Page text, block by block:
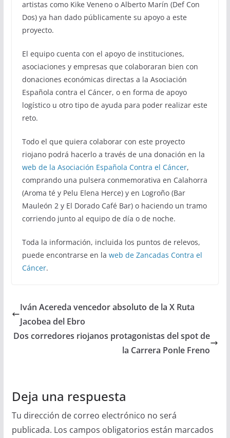
artistas como Kike Veneno o Alberto Marín (Def Con
Dos) ya han dado públicamente su apoyo a este
proyecto.
El equipo cuenta con el apoyo de instituciones,
asociaciones y empresas que colaboraran bien con
donaciones económicas directas a la Asociación
Española contra el Cáncer, o en forma de apoyo
logístico u otro tipo de ayuda para poder realizar este
reto.
Todo el que quiera colaborar con este proyecto
riojano podrá hacerlo a través de una donación en la
web de la Asociación Española Contra el Cáncer,
comprando una pulsera conmemorativa en Calahorra
(Aroma té y Pelu Elena Herce) y en Logroño (Bar
Mauleón 2 y El Dorado Café Bar) o haciendo un tramo
corriendo junto al equipo de día o de noche.
Toda la información, incluida los puntos de relevos,
puede encontrarse en la web de Zancadas Contra el
Cáncer.
Iván Acereda vencedor absoluto de la X Ruta
Jacobea del Ebro
Dos corredores riojanos protagonistas del spot de
la Carrera Ponle Freno
Deja una respuesta
Tu dirección de correo electrónico no será
publicada. Los campos obligatorios están marcados